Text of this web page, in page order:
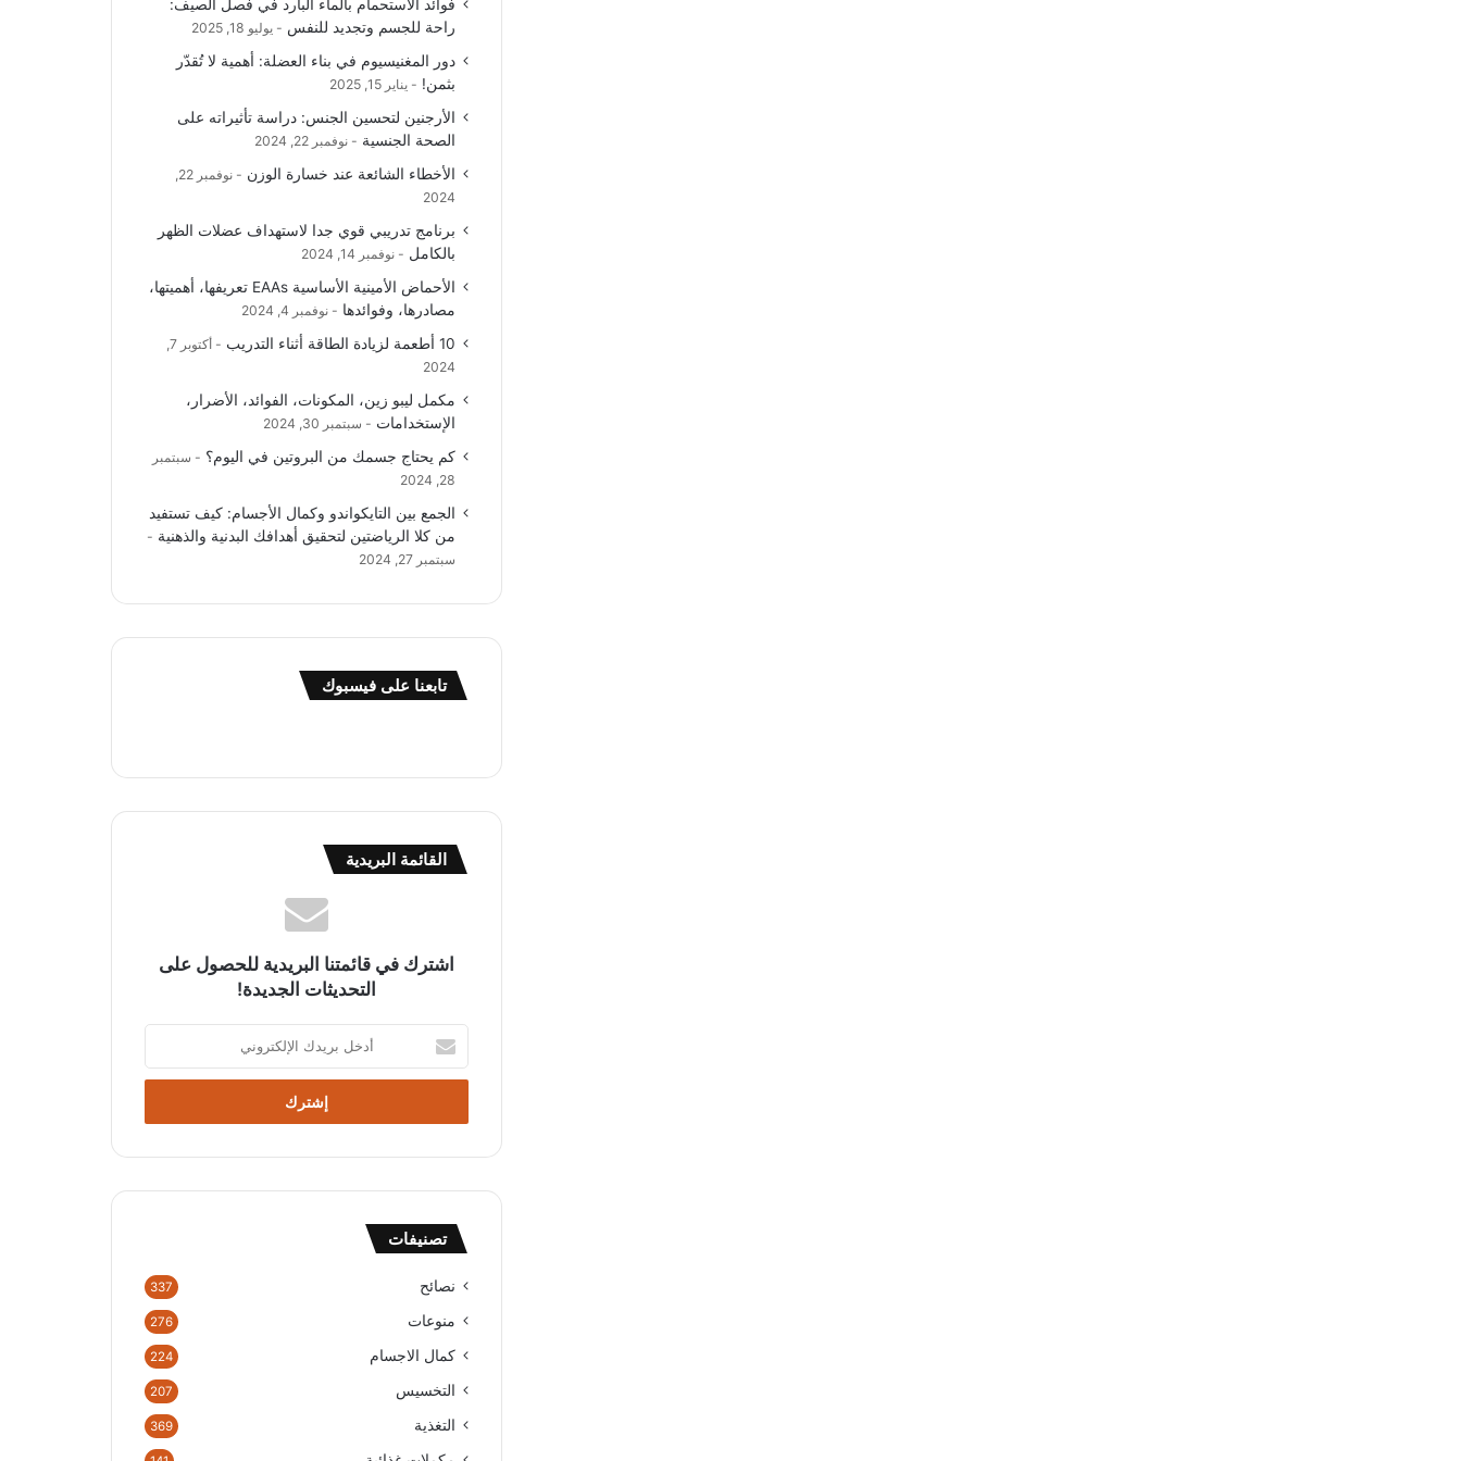
و
ك
T
u
b
e
ق
ر
ا
ا
ل
م
ع
R
فوائد الاستحمام بالماء البارد في فصل الصيف:
راحة للجسم وتجديد للنفس
يوليو 18, 2025
دور المغنيسيوم في بناء العضلة: أهمية لا تُقدّر
بثمن!
يناير 15, 2025
الأرجنين لتحسين الجنس: دراسة تأثيراته على
الصحة الجنسية
نوفمبر 22, 2024
الأخطاء الشائعة عند خسارة الوزن
نوفمبر 22,
2024
برنامج تدريبي قوي جدا لاستهداف عضلات الظهر
بالكامل
نوفمبر 14, 2024
الأحماض الأمينية الأساسية EAAs تعريفها، أهميتها،
مصادرها، وفوائدها
نوفمبر 4, 2024
10 أطعمة لزيادة الطاقة أثناء التدريب
أكتوبر 7,
2024
مكمل ليبو زين، المكونات، الفوائد، الأضرار،
الإستخدامات
سبتمبر 30, 2024
كم يحتاج جسمك من البروتين في اليوم؟
سبتمبر
28, 2024
الجمع بين التايكواندو وكمال الأجسام: كيف تستفيد
من كلا الرياضتين لتحقيق أهدافك البدنية والذهنية
سبتمبر 27, 2024
تابعنا على فيسبوك
القائمة البريدية
اشترك في قائمتنا البريدية للحصول على
التحديثات الجديدة!
خ
ب
د
إ
ت
و
ن
تصنيفات
نصائح 337
منوعات 276
كمال الاجسام 224
التخسيس 207
التغذية 369